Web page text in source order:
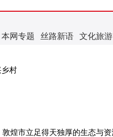
本网专题 丝路新语 文化旅游
乡村
市立足得天独厚的生态与